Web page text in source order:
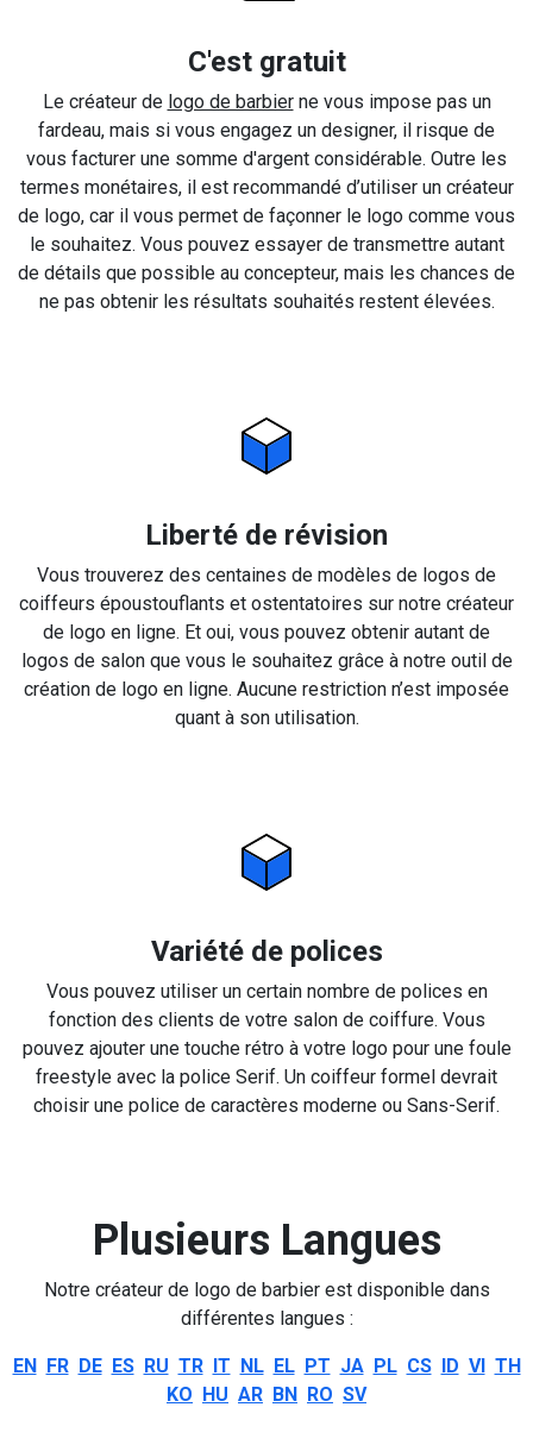
C'est gratuit
Le créateur de logo de barbierne vous impose pas un
fardeau, mais si vous engagez un designer, il risque de
vous facturer une somme d'argent considérable. Outre les
termes monétaires, il est recommandé d’utiliser un créateur
de logo, car il vous permet de façonner le logo comme vous
le souhaitez. Vous pouvez essayer de transmettre autant
de détails que possible au concepteur, mais les chances de
ne pas obtenir les résultats souhaités restent élevées.
Liberté de révision
Vous trouverez des centaines de modèles de logos de
coiffeurs époustouflants et ostentatoires sur notre créateur
de logo en ligne. Et oui, vous pouvez obtenir autant de
logos de salon que vous le souhaitez grâce à notre outil de
création de logo en ligne. Aucune restriction n’est imposée
quant à son utilisation.
Variété de polices
Vous pouvez utiliser un certain nombre de polices en
fonction des clients de votre salon de coiffure. Vous
pouvez ajouter une touche rétro à votre logo pour une foule
freestyle avec la police Serif. Un coiffeur formel devrait
choisir une police de caractères moderne ou Sans-Serif.
Plusieurs Langues
Notre créateur de logo de barbier est disponible dans
différentes langues :
EN FR DE ES RU TR IT NL EL PT JA PL CS ID VI TH
KO HU AR BN RO SV